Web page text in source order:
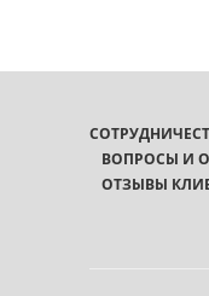
ВОПРОСЫ И
ОТЗЫВЫ